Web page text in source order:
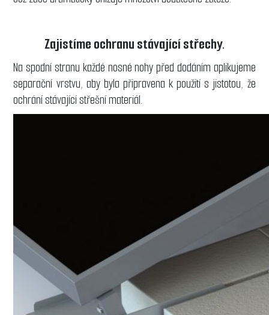
Zajistíme ochranu stávající střechy.
Na spodní stranu každé nosné nohy před dodáním aplikujeme
separační vrstvu, aby byla připravena k použití s ​​jistotou, že
ochrání stávající střešní materiál.